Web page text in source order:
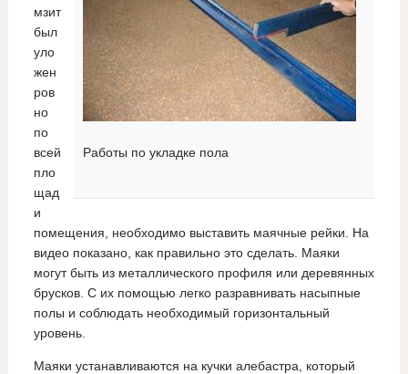
Работы по укладке пола
мзит
был
уло
жен
ров
но
по
всей
пло
щад
и
помещения, необходимо выставить маячные рейки. На
видео показано, как правильно это сделать. Маяки
могут быть из металлического профиля или деревянных
брусков. С их помощью легко разравнивать насыпные
полы и соблюдать необходимый горизонтальный
уровень.
Маяки устанавливаются на кучки алебастра, который